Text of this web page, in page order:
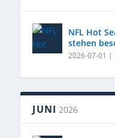
NFL Hot
stehen
2026-07-01 |
JUNI 2026